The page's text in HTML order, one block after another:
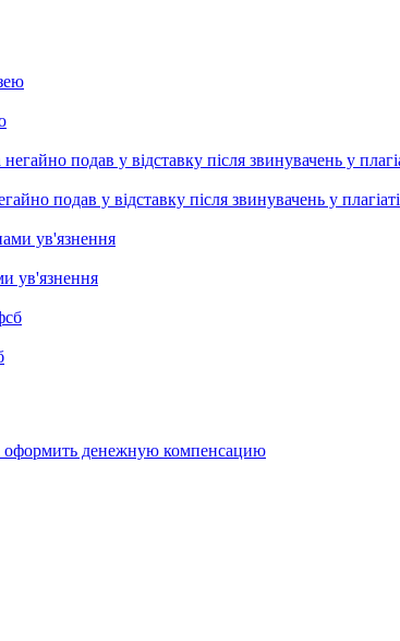
подав у відставку після звинувачень у плагіаті
ув'язнення
оформить денежную компенсацию